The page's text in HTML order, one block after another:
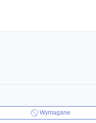
Wymagane